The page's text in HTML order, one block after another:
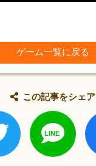
ゲーム一覧に戻る
この記事をシェア